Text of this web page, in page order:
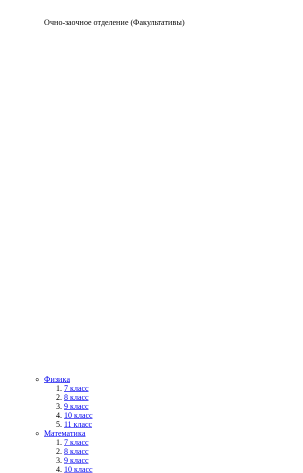
Очно-заочное отделение (Факультативы)
Физика
7 класс
8 класс
9 класс
10 класс
11 класс
Математика
7 класс
8 класс
9 класс
10 класс